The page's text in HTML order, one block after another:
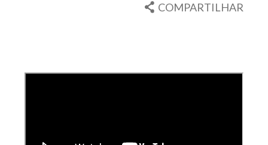
COMPARTILHAR